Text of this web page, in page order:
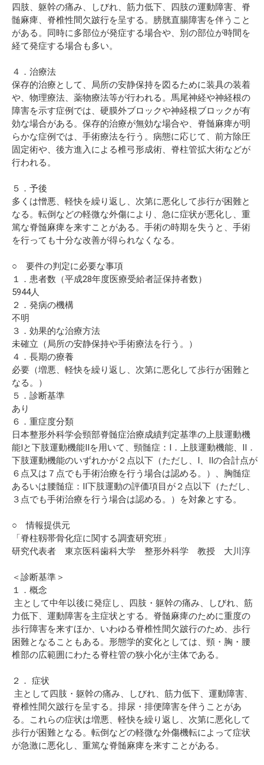
四肢、躯幹の痛み、しびれ、筋力低下、四肢の運動障害、脊
髄麻痺、脊椎性間欠跛行を呈する。膀胱直腸障害を伴うこと
がある。同時に多部位が発症する場合や、別の部位が時間を
経て発症する場合も多い。
４．治療法
保存的治療として、局所の安静保持を図るために装具の装着
や、物理療法、薬物療法等が行われる。馬尾神経や神経根の
障害を示す症例では、硬膜外ブロックや神経根ブロックが有
効な場合がある。保存的治療が無効な場合や、脊髄麻痺が明
らかな症例では、手術療法を行う。病態に応じて、前方除圧
固定術や、後方進入による椎弓形成術、脊柱管拡大術などが
行われる。
５．予後
多くは憎悪、軽快を繰り返し、次第に悪化して歩行が困難と
なる。転倒などの軽微な外傷により、急に症状が悪化し、重
篤な脊髄麻痺を来すことがある。手術の時期を失うと、手術
を行っても十分な改善が得られなくなる。
○ 要件の判定に必要な事項
１．患者数（平成28年度医療受給者証保持者数）
5944人
２．発病の機構
不明
３．効果的な治療方法
未確立（局所の安静保持や手術療法を行う。）
４．長期の療養
必要（増悪、軽快を繰り返し、次第に悪化して歩行が困難と
なる。）
５．診断基準
あり
６．重症度分類
日本整形外科学会頸部脊髄症治療成績判定基準の上肢運動機
能Iと下肢運動機能IIを用いて、頸髄症：I．上肢運動機能、II．
下肢運動機能のいずれかが２点以下（ただし、I、IIの合計点が
６点又は７点でも手術治療を行う場合は認める。）、胸髄症
あるいは腰髄症：II下肢運動の評価項目が２点以下（ただし、
３点でも手術治療を行う場合は認める。）を対象とする。
○ 情報提供元
「脊柱靱帯骨化症に関する調査研究班」
研究代表者 東京医科歯科大学 整形外科学 教授 大川淳
＜診断基準＞
１．概念
主として中年以後に発症し、四肢・躯幹の痛み、しびれ、筋
力低下、運動障害を主症状とする。脊髄麻痺のために重度の
歩行障害を来すほか、いわゆる脊椎性間欠跛行のため、歩行
困難となることもある。形態学的変化としては、頸・胸・腰
椎部の広範囲にわたる脊柱管の狭小化が主体である。
２． 症状
主として四肢・躯幹の痛み、しびれ、筋力低下、運動障害、
脊椎性間欠跛行を呈する。排尿・排便障害を伴うことがあ
る。これらの症状は増悪、軽快を繰り返し、次第に悪化して
歩行が困難となる。転倒などの軽微な外傷機転によって症状
が急激に悪化し、重篤な脊髄麻痺を来すことがある。